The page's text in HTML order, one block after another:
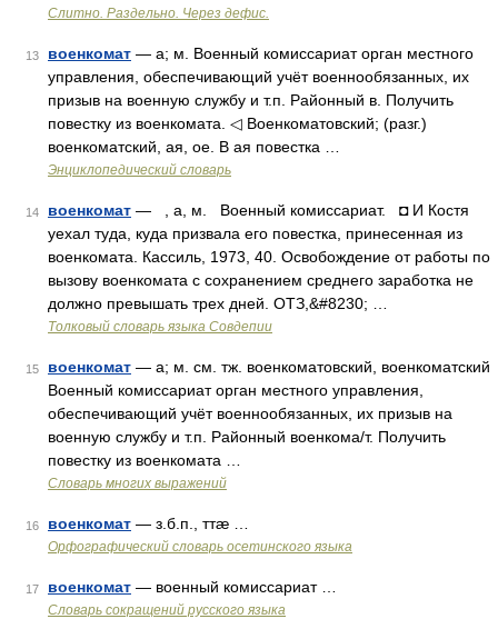
Слитно. Раздельно. Через дефис.
13 военкомат — а; м. Военный комиссариат орган местного
управления, обеспечивающий учёт военнообязанных, их
призыв на военную службу и т.п. Районный в. Получить
повестку из военкомата. ◁ Военкоматовский; (разг.)
военкоматский, ая, ое. В ая повестка …
Энциклопедический словарь
14 военкомат — , а, м. Военный комиссариат. ◘ И Костя
уехал туда, куда призвала его повестка, принесенная из
военкомата. Кассиль, 1973, 40. Освобождение от работы по
вызову военкомата с сохранением среднего заработка не
должно превышать трех дней. ОТЗ,&#8230; …
Толковый словарь языка Совдепии
15 военкомат — а; м. см. тж. военкоматовский, военкоматский
Военный комиссариат орган местного управления,
обеспечивающий учёт военнообязанных, их призыв на
военную службу и т.п. Районный военкома/т. Получить
повестку из военкомата …
Словарь многих выражений
16 военкомат — з.б.п., ттæ …
Орфографический словарь осетинского языка
17 военкомат — военный комиссариат …
Словарь сокращений русского языка